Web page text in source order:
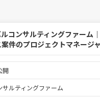
コンサルティングファーム
件のプロジェクトマネージ
開
サルティングファーム